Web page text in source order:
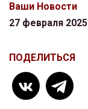
Ваши Новости
27 февраля 2025
ПОДЕЛИТЬСЯ